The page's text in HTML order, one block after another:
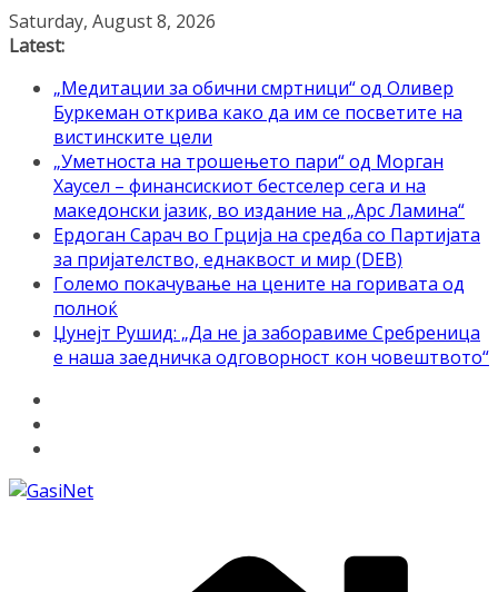
Skip
to
Saturday, August 8, 2026
Latest:
„Медитации за обични смртници“ од Оливер
Буркеман открива како да им се посветите на
вистинските цели
„Уметноста на трошењето пари“ од Морган
Хаусел – финансискиот бестселер сега и на
македонски јазик, во издание на „Арс Ламина“
Ердоган Сарач во Грција на средба со Партијата
за пријателство, еднаквост и мир (DEB)
Големо покачување на цените на горивата од
полноќ
Џунејт Рушид: „Да не ја заборавиме Сребреница
е наша заедничка одговорност кон човештвото“